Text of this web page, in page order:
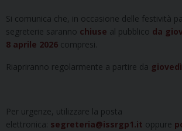
Si comunica che, in occasione delle festività
segreterie saranno chiuse al pubblico da
8 aprile 2026 compresi.
Riapriranno regolarmente a partire da
Per urgenze, utilizzare la posta
elettronica: segreteria@issrgp1.it oppure